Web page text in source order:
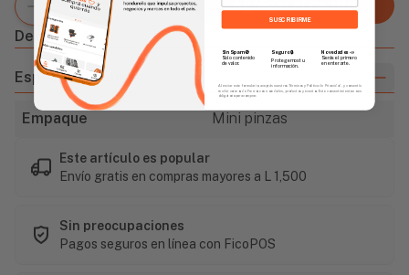
Agregar al carrito
Descripción
Especificaciones
Empaque Mini pinzas
Este artículo es popular
Envío gratis en compras mayores a L 1,500
Sin preocupaciones
Pagos seguros en línea con FicoPOS
SUSCRIBIRME
Sin Spam 🚫
Solo contenido
de valor.
Seguro 🔒
Protegemos tu
información.
Novedades📣
Serás el primero
en enterarte.
Al enviar este formulario, aceptás nuestros Términos y Política de Privacidad, y consentís
recibir correos de Fierros con novedades, productos y eventos. Este consentimiento no es
obligatorio para comprar.